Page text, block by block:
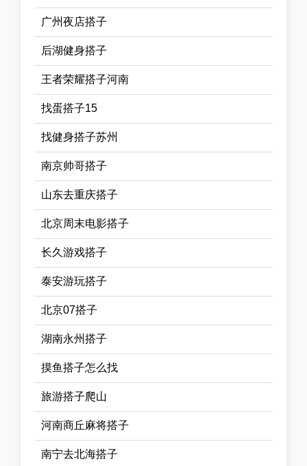
广州夜店搭子
后湖健身搭子
王者荣耀搭子河南
找蛋搭子15
找健身搭子苏州
南京帅哥搭子
山东去重庆搭子
北京周末电影搭子
长久游戏搭子
泰安游玩搭子
北京07搭子
湖南永州搭子
摸鱼搭子怎么找
旅游搭子爬山
河南商丘麻将搭子
南宁去北海搭子